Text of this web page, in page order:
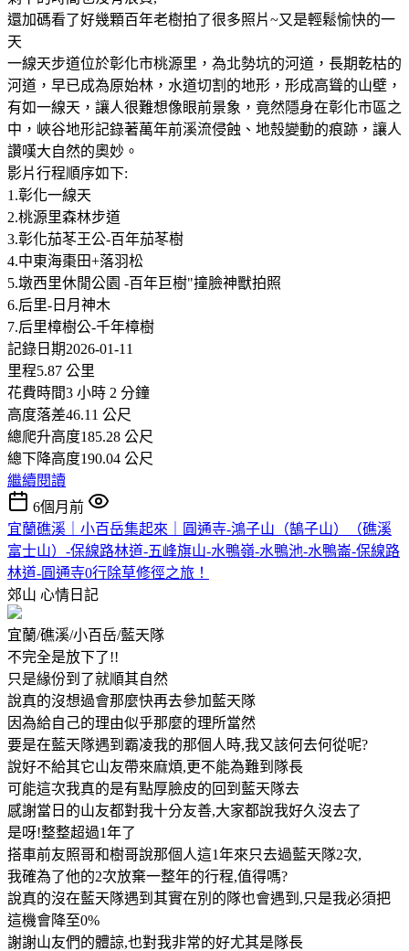
還加碼看了好幾顆百年老樹拍了很多照片~又是輕鬆愉快的一
天
一線天步道位於彰化市桃源里，為北勢坑的河道，長期乾枯的
河道，早已成為原始林，水道切割的地形，形成高聳的山壁，
有如一線天，讓人很難想像眼前景象，竟然隱身在彰化市區之
中，峽谷地形記錄著萬年前溪流侵蝕、地殼變動的痕跡，讓人
讚嘆大自然的奧妙。
影片行程順序如下:
1.彰化一線天
2.桃源里森林步道
3.彰化茄苳王公-百年茄苳樹
4.中東海棗田+落羽松
5.墩西里休閒公園 -百年巨樹"撞臉神獸拍照
6.后里-日月神木
7.后里樟樹公-千年樟樹
記錄日期2026-01-11
里程5.87 公里
花費時間3 小時 2 分鐘
高度落差46.11 公尺
總爬升高度185.28 公尺
總下降高度190.04 公尺
繼續閱讀
6個月前
宜蘭礁溪｜小百岳集起來｜圓通寺-鴻子山（鵠子山）（礁溪
富士山）-保線路林道-五峰旗山-水鴨嶺-水鴨池-水鴨崙-保線路
林道-圓通寺0行除草修徑之旅！
郊山 心情日記
宜蘭/礁溪/小百岳/藍天隊
不完全是放下了!!
只是緣份到了就順其自然
說真的沒想過會那麼快再去參加藍天隊
因為給自己的理由似乎那麼的理所當然
要是在藍天隊遇到霸凌我的那個人時,我又該何去何從呢?
說好不給其它山友帶來麻煩,更不能為難到隊長
可能這次我真的是有點厚臉皮的回到藍天隊去
感謝當日的山友都對我十分友善,大家都說我好久沒去了
是呀!整整超過1年了
搭車前友照哥和樹哥說那個人這1年來只去過藍天隊2次,
我確為了他的2次放棄一整年的行程,值得嗎?
說真的沒在藍天隊遇到其實在別的隊也會遇到,只是我必須把
這機會降至0%
謝謝山友們的體諒,也對我非常的好尤其是隊長